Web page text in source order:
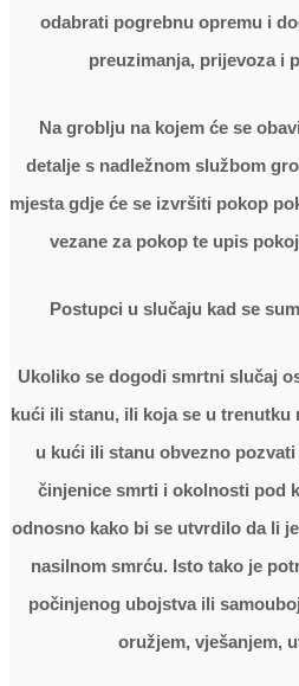
odabrati pogrebnu opremu i
preuzimanja, prijevoza i
Na groblju na kojem će se
detalje s nadležnom službom
mjesta gdje će se izvršiti pokop
vezane za pokop te upis
Postupci u slučaju kad se
Ukoliko se dogodi smrtni slučaj
kući ili stanu, ili koja se u trenutku
u kući ili stanu obvezno
činjenice smrti i okolnosti pod
odnosno kako bi se utvrdilo da li
nasilnom smrću. Isto tako je
počinjenog ubojstva ili
oružjem, vješanjem,